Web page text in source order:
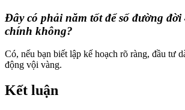
Đây có phải năm tốt để số đường
chính không?
Có, nếu bạn biết lập kế hoạch rõ ràng, đầu tư
động vội vàng.
Kết luận